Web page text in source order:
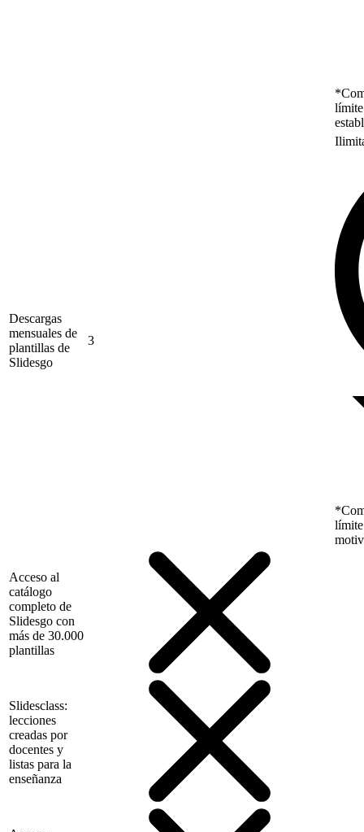
Descargas
mensuales de
plantillas de
Slidesgo
3
límite
Acceso al
catálogo
completo de
Slidesgo con
más de 30.000
plantillas
Slidesclass:
lecciones
creadas por
docentes y
listas para la
enseñanza